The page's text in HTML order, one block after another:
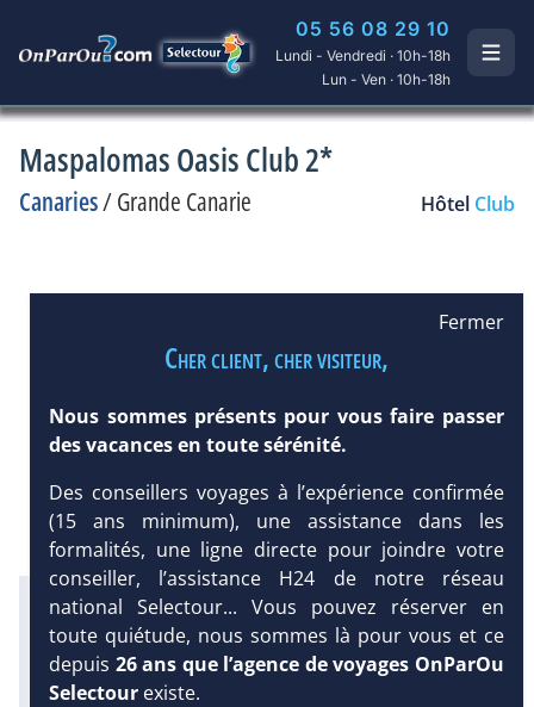
05 56 08 29 10
Lundi - Vendredi · 10h-18h
Lun - Ven · 10h-18h
Maspalomas Oasis Club 2*
Canaries/Grande Canarie Hôtel Club
Infos météo :
27 °C
56 mm
22 °C
Infos plages :
Distance
Fermer
Cher client, cher visiteur,
Nous sommes présents pour vous faire passer
des vacances en toute sérénité.
Des conseillers voyages à l’expérience confirmée
(15 ans minimum), une assistance dans les
formalités, une ligne directe pour joindre votre
conseiller, l’assistance H24 de notre réseau
national Selectour... Vous pouvez réserver en
toute quiétude, nous sommes là pour vous et ce
depuis 26 ans que l’agence de voyages OnParOu
Selectour existe.